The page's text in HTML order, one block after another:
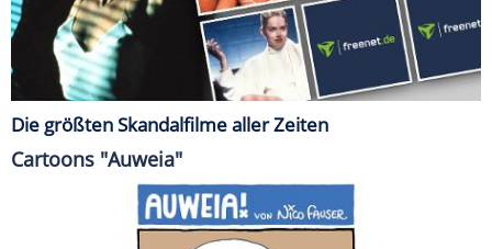
Die größten Skandalfilme aller Zeiten
Cartoons "Auweia"